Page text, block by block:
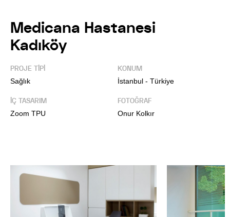
Medicana Hastanesi
Kadıköy
PROJE TİPİ
Sağlık
KONUM
İstanbul - Türkiye
İÇ TASARIM
Zoom TPU
FOTOĞRAF
Onur Kolkır